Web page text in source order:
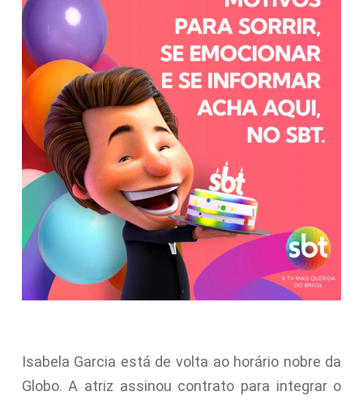
Isabela Garcia está de volta ao horário nobre da
Globo. A atriz assinou contrato para integrar o